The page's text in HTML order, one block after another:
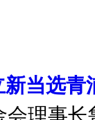
当选